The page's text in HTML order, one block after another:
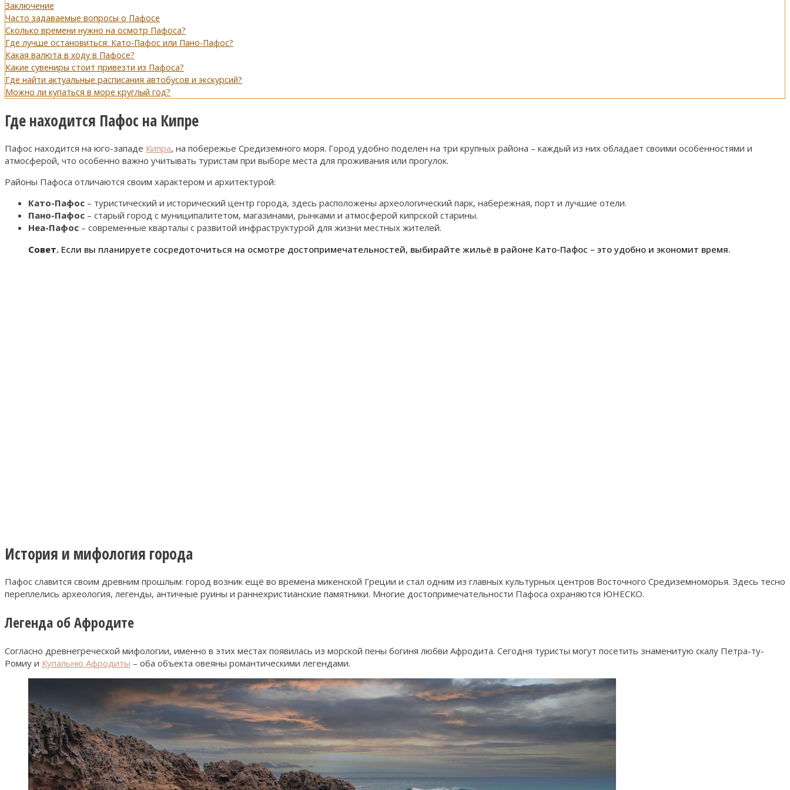
Заключение
Часто задаваемые вопросы о Пафосе
Сколько времени нужно на осмотр Пафоса?
Где лучше остановиться: Като-Пафос или Пано-Пафос?
Какая валюта в ходу в Пафосе?
Какие сувениры стоит привезти из Пафоса?
Где найти актуальные расписания автобусов и экскурсий?
Можно ли купаться в море круглый год?
Где находится Пафос на Кипре
Пафос находится на юго-западе Кипра, на побережье Средиземного моря. Город удобно поделен на три крупных района – каждый из них обладает своими особенностями и
атмосферой, что особенно важно учитывать туристам при выборе места для проживания или прогулок.
Районы Пафоса отличаются своим характером и архитектурой:
Като-Пафос – туристический и исторический центр города, здесь расположены археологический парк, набережная, порт и лучшие отели.
Пано-Пафос – старый город с муниципалитетом, магазинами, рынками и атмосферой кипрской старины.
Неа-Пафос – современные кварталы с развитой инфраструктурой для жизни местных жителей.
Совет. Если вы планируете сосредоточиться на осмотре достопримечательностей, выбирайте жильё в районе Като-Пафос – это удобно и экономит время.
История и мифология города
Пафос славится своим древним прошлым: город возник ещё во времена микенской Греции и стал одним из главных культурных центров Восточного Средиземноморья. Здесь тесно
переплелись археология, легенды, античные руины и раннехристианские памятники. Многие достопримечательности Пафоса охраняются ЮНЕСКО.
Легенда об Афродите
Согласно древнегреческой мифологии, именно в этих местах появилась из морской пены богиня любви Афродита. Сегодня туристы могут посетить знаменитую скалу Петра-ту-
Ромиу и Купальню Афродиты – оба объекта овеяны романтическими легендами.